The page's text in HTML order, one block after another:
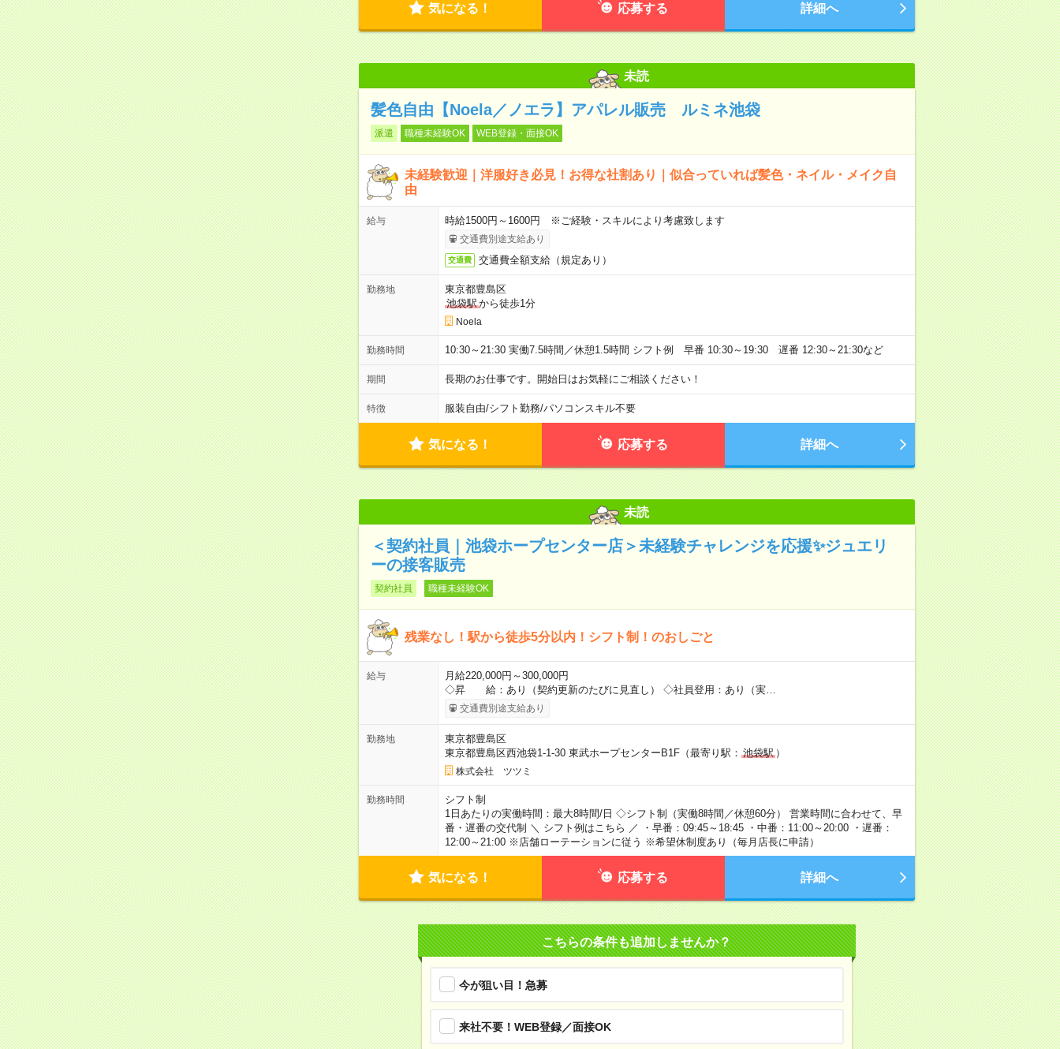
気になる！ 応募する 詳細へ
未読
髪色自由【Noela／ノエラ】アパレル販売 ルミネ池袋
派遣 職種未経験OK WEB登録・面接OK
未経験歓迎｜洋服好き必見！お得な社割あり｜似合っていれば髪色・ネイル・メイク自
由
給与 時給1500円～1600円 ※ご経験・スキルにより考慮致します
交通費別途支給あり
交通費 交通費全額支給（規定あり）
勤務地
東京都豊島区
池袋駅から徒歩1分
Noela
勤務時間 10:30～21:30 実働7.5時間／休憩1.5時間 シフト例 早番 10:30～19:30 遅番 12:30～21:30など
期間 長期のお仕事です。開始日はお気軽にご相談ください！
特徴 服装自由/シフト勤務/パソコンスキル不要
気になる！ 応募する 詳細へ
未読
＜契約社員｜池袋ホープセンター店＞未経験チャレンジを応援✨ジュエリ
ーの接客販売
契約社員 職種未経験OK
残業なし！駅から徒歩5分以内！シフト制！のおしごと
給与
月給220,000円～300,000円
◇昇 給：あり（契約更新のたびに見直し） ◇社員登用：あり（実…
交通費別途支給あり
勤務地
東京都豊島区
東京都豊島区西池袋1-1-30 東武ホープセンターB1F（最寄り駅： 池袋駅）
株式会社 ツツミ
勤務時間
シフト制
1日あたりの実働時間：最大8時間/日 ◇シフト制（実働8時間／休憩60分） 営業時間に合わせて、早
番・遅番の交代制 ＼ シフト例はこちら ／ ・早番：09:45～18:45 ・中番：11:00～20:00 ・遅番：
12:00～21:00 ※店舗ローテーションに従う ※希望休制度あり（毎月店長に申請）
気になる！ 応募する 詳細へ
こちらの条件も追加しませんか？
今が狙い目！急募
来社不要！WEB登録／面接OK